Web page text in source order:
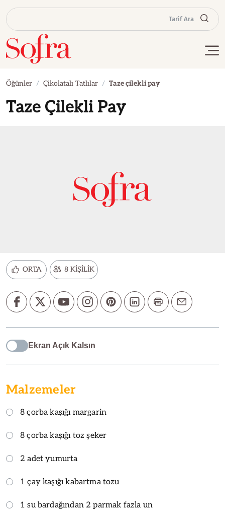
Tarif Ara
Öğünler Çikolatalı Tatlılar Taze çilekli pay
Taze Çilekli Pay
ORTA 8 KİŞİLİK
Ekran Açık Kalsın
Malzemeler
8 çorba kaşığı margarin
8 çorba kaşığı toz şeker
2 adet yumurta
1 çay kaşığı kabartma tozu
1 su bardağından 2 parmak fazla un